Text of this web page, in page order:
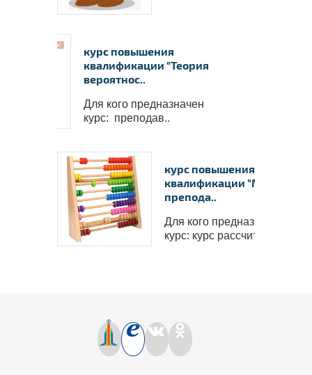
курс повышения
квалификации "Теория
вероятнос..
Для кого предназначен
курс: преподав..
курс повышения
квалификации "Методика
препода..
Для кого предназначен
курс: курс рассчитан ..